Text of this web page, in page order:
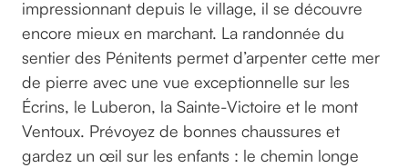
impressionnant depuis le village, il se découvre
encore mieux en marchant. La randonnée du
sentier des Pénitents permet d’arpenter cette mer
de pierre avec une vue exceptionnelle sur les
Écrins, le Luberon, la Sainte-Victoire et le mont
Ventoux. Prévoyez de bonnes chaussures et
gardez un œil sur les enfants : le chemin longe